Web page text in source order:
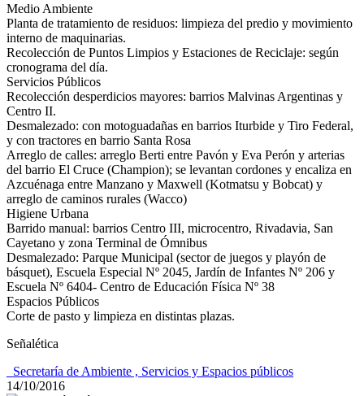
Medio Ambiente
Planta de tratamiento de residuos: limpieza del predio y movimiento
interno de maquinarias.
Recolección de Puntos Limpios y Estaciones de Reciclaje: según
cronograma del día.
Servicios Públicos
Recolección desperdicios mayores: barrios Malvinas Argentinas y
Centro II.
Desmalezado: con motoguadañas en barrios Iturbide y Tiro Federal,
y con tractores en barrio Santa Rosa
Arreglo de calles: arreglo Berti entre Pavón y Eva Perón y arterias
del barrio El Cruce (Champion); se levantan cordones y encaliza en
Azcuénaga entre Manzano y Maxwell (Kotmatsu y Bobcat) y
arreglo de caminos rurales (Wacco)
Higiene Urbana
Barrido manual: barrios Centro III, microcentro, Rivadavia, San
Cayetano y zona Terminal de Ómnibus
Desmalezado: Parque Municipal (sector de juegos y playón de
básquet), Escuela Especial Nº 2045, Jardín de Infantes Nº 206 y
Escuela Nº 6404- Centro de Educación Física Nº 38
Espacios Públicos
Corte de pasto y limpieza en distintas plazas.
Señalética
_Secretaría de Ambiente , Servicios y Espacios públicos
14/10/2016